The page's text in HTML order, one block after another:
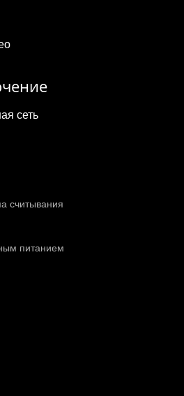
сеть
считывания
питанием